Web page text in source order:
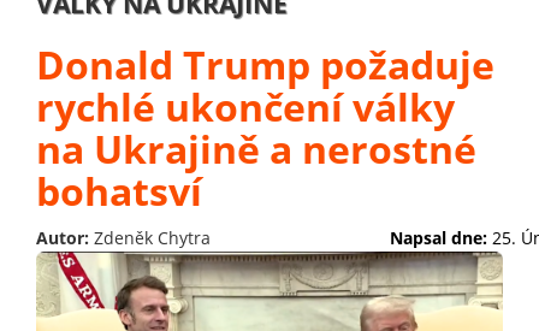
Donald Trump požaduje
rychlé ukončení války
na Ukrajině a nerostné
bohatsví
Autor: Zdeněk Chytra Napsal dne: 25.